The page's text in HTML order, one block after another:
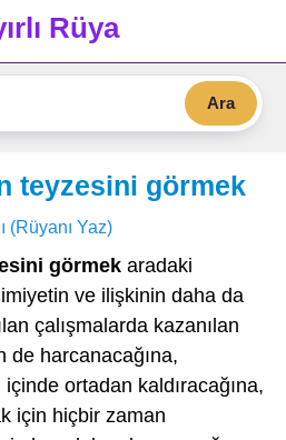
Rüya
Ara
teyzesini görmek
(Rüyanı Yaz)
görmek aradaki
ve ilişkinin daha da
çalışmalarda kazanılan
de harcanacağına,
içinde ortadan kaldıracağına,
için hiçbir zaman